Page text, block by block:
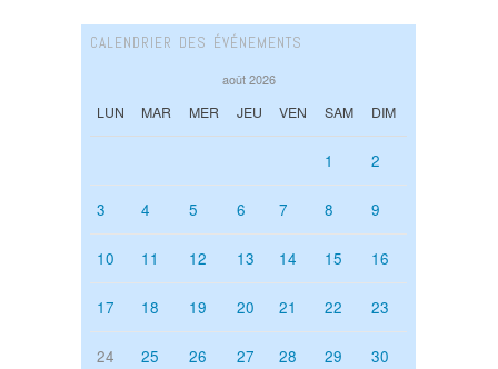
CALENDRIER DES ÉVÉNEMENTS
août 2026
LUN MAR MER JEU VEN SAM DIM
1 2
3 4 5 6 7 8 9
10 11 12 13 14 15 16
17 18 19 20 21 22 23
24 25 26 27 28 29 30